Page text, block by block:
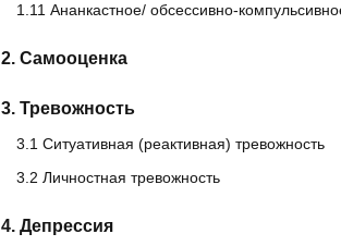
1.11 Ананкастное/ обсессивно-
2. Самооценка
3. Тревожность
3.1 Ситуативная (реактивная) тревожность
3.2 Личностная тревожность
4. Депрессия